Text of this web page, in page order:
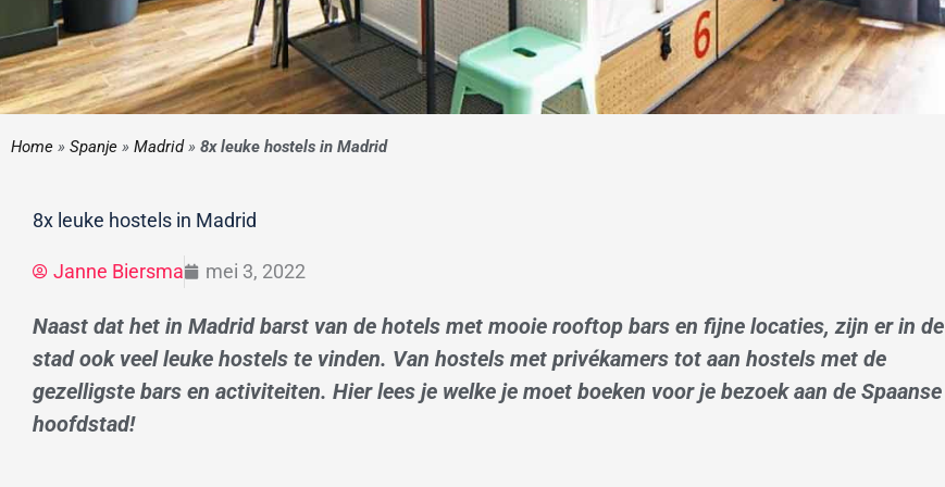
Home » Spanje » Madrid» 8x leuke hostels in Madrid
8x leuke hostels in Madrid
Janne Biersma mei 3, 2022
Naast dat het in Madrid barst van de hotels met mooie rooftop bars en fijne locaties, zijn er in de
stad ook veel leuke hostels te vinden. Van hostels met privékamers tot aan hostels met de
gezelligste bars en activiteiten. Hier lees je welke je moet boeken voor je bezoek aan de Spaanse
hoofdstad!